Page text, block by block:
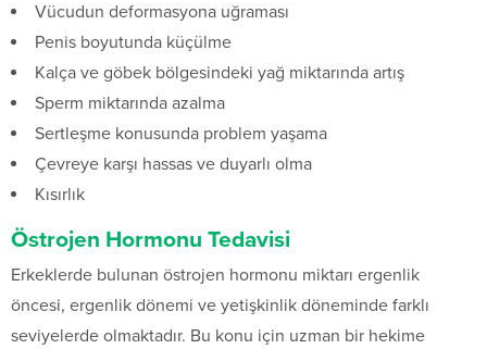
Vücudun deformasyona uğraması
Penis boyutunda küçülme
Kalça ve göbek bölgesindeki yağ miktarında artış
Sperm miktarında azalma
Sertleşme konusunda problem yaşama
Çevreye karşı hassas ve duyarlı olma
Kısırlık
Östrojen Hormonu Tedavisi
Erkeklerde bulunan östrojen hormonu miktarı ergenlik
öncesi, ergenlik dönemi ve yetişkinlik döneminde farklı
seviyelerde olmaktadır. Bu konu için uzman bir hekime